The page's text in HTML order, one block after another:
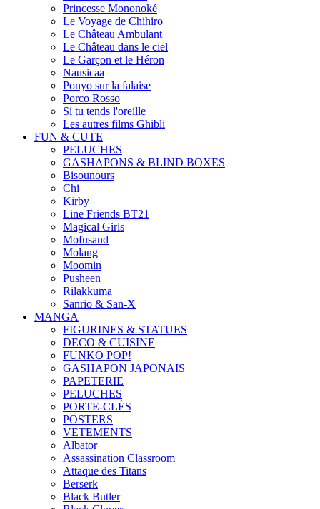
Princesse Mononoké
Le Voyage de Chihiro
Le Château Ambulant
Le Château dans le ciel
Le Garçon et le Héron
Nausicaa
Ponyo sur la falaise
Porco Rosso
Si tu tends l'oreille
Les autres films Ghibli
FUN & CUTE
PELUCHES
GASHAPONS & BLIND BOXES
Bisounours
Chi
Kirby
Line Friends BT21
Magical Girls
Mofusand
Molang
Moomin
Pusheen
Rilakkuma
Sanrio & San-X
MANGA
FIGURINES & STATUES
DECO & CUISINE
FUNKO POP!
GASHAPON JAPONAIS
PAPETERIE
PELUCHES
PORTE-CLÉS
POSTERS
VETEMENTS
Albator
Assassination Classroom
Attaque des Titans
Berserk
Black Butler